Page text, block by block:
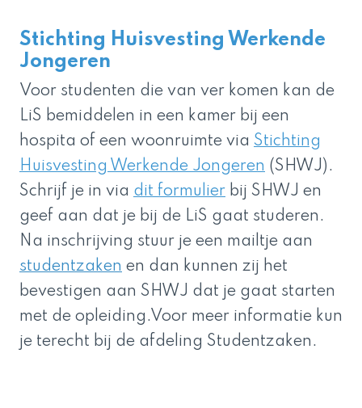
Stichting Huisvesting Werkende
Jongeren
Voor studenten die van ver komen kan de
LiS bemiddelen in een kamer bij een
hospita of een woonruimte via Stichting
Huisvesting Werkende Jongeren (SHWJ).
Schrijf je in via dit formulier bij SHWJ en
geef aan dat je bij de LiS gaat studeren.
Na inschrijving stuur je een mailtje aan
studentzaken en dan kunnen zij het
bevestigen aan SHWJ dat je gaat starten
met de opleiding.Voor meer informatie kun
je terecht bij de afdeling Studentzaken .